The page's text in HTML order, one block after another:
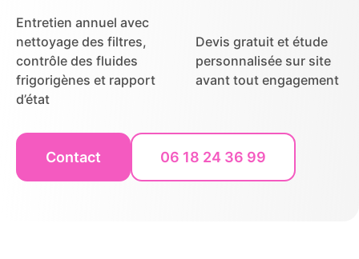
Entretien annuel avec
nettoyage des filtres,
contrôle des fluides
frigorigènes et rapport
d’état
Devis gratuit et étude
personnalisée sur site
avant tout engagement
Contact 06 18 24 36 99